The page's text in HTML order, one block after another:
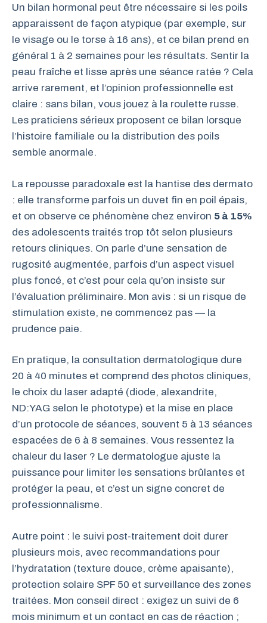
Un bilan hormonal peut être nécessaire si les poils
apparaissent de façon atypique (par exemple, sur
le visage ou le torse à 16 ans), et ce bilan prend en
général 1 à 2 semaines pour les résultats. Sentir la
peau fraîche et lisse après une séance ratée ? Cela
arrive rarement, et l’opinion professionnelle est
claire : sans bilan, vous jouez à la roulette russe.
Les praticiens sérieux proposent ce bilan lorsque
l’histoire familiale ou la distribution des poils
semble anormale.
La repousse paradoxale est la hantise des dermato
: elle transforme parfois un duvet fin en poil épais,
et on observe ce phénomène chez environ 5 à 15%
des adolescents traités trop tôt selon plusieurs
retours cliniques. On parle d’une sensation de
rugosité augmentée, parfois d’un aspect visuel
plus foncé, et c’est pour cela qu’on insiste sur
l’évaluation préliminaire. Mon avis : si un risque de
stimulation existe, ne commencez pas — la
prudence paie.
En pratique, la consultation dermatologique dure
20 à 40 minutes et comprend des photos cliniques,
le choix du laser adapté (diode, alexandrite,
ND:YAG selon le phototype) et la mise en place
d’un protocole de séances, souvent 5 à 13 séances
espacées de 6 à 8 semaines. Vous ressentez la
chaleur du laser ? Le dermatologue ajuste la
puissance pour limiter les sensations brûlantes et
protéger la peau, et c’est un signe concret de
professionnalisme.
Autre point : le suivi post-traitement doit durer
plusieurs mois, avec recommandations pour
l’hydratation (texture douce, crème apaisante),
protection solaire SPF 50 et surveillance des zones
traitées. Mon conseil direct : exigez un suivi de 6
mois minimum et un contact en cas de réaction ;